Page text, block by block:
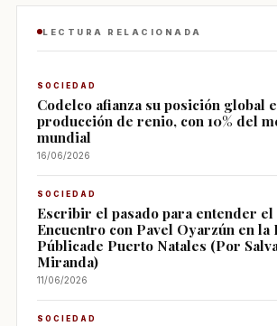
LECTURA RELACIONADA
SOCIEDAD
Codelco afianza su posición global
producción de renio, con 10% del
mundial
16/06/2026
SOCIEDAD
Escribir el pasado para entender
Encuentro con Pavel Oyarzún en la
Públicade Puerto Natales (Por
Miranda)
11/06/2026
SOCIEDAD